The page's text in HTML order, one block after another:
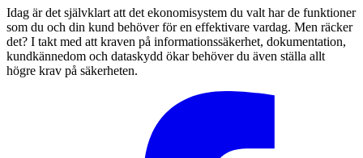
Idag är det självklart att det ekonomisystem du valt har de funktioner
som du och din kund behöver för en effektivare vardag. Men räcker
det? I takt med att kraven på informationssäkerhet, dokumentation,
kundkännedom och dataskydd ökar behöver du även ställa allt
högre krav på säkerheten.